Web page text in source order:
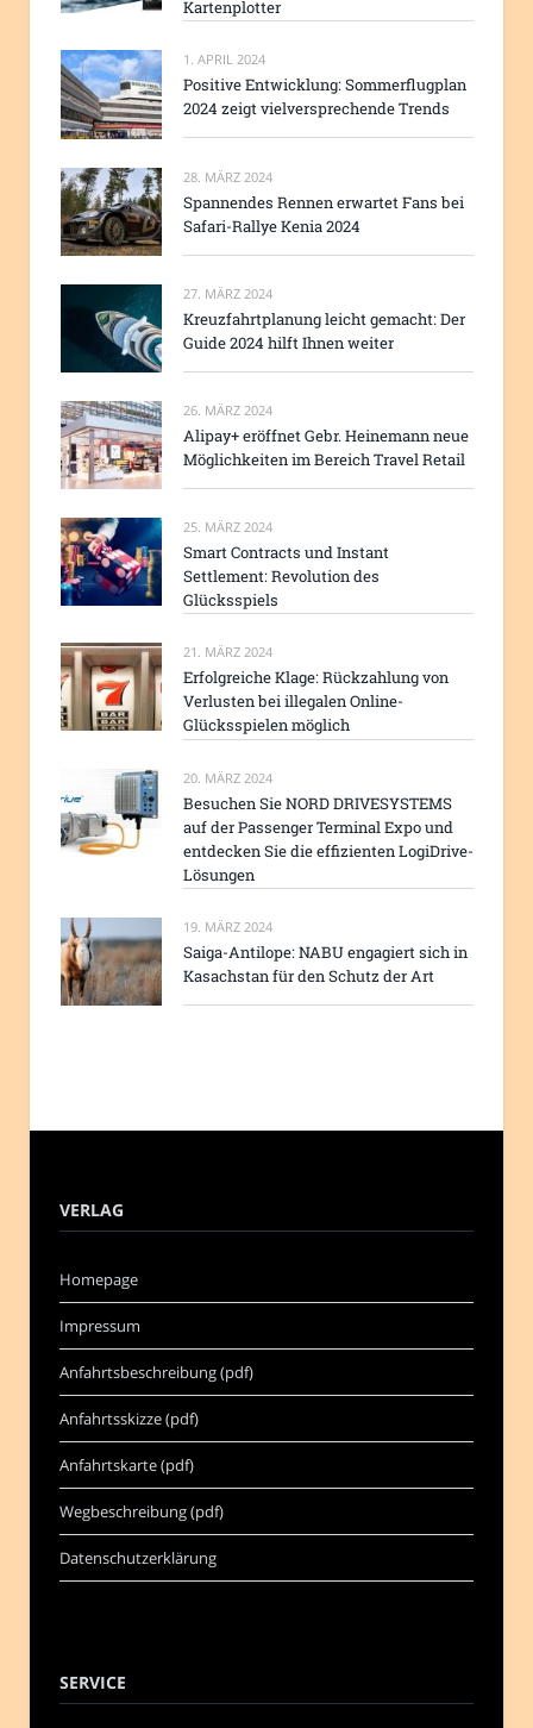
Kartenplotter
1. APRIL 2024
Positive Entwicklung: Sommerflugplan
2024 zeigt vielversprechende Trends
28. MÄRZ 2024
Spannendes Rennen erwartet Fans bei
Safari-Rallye Kenia 2024
27. MÄRZ 2024
Kreuzfahrtplanung leicht gemacht: Der
Guide 2024 hilft Ihnen weiter
26. MÄRZ 2024
Alipay+ eröffnet Gebr. Heinemann neue
Möglichkeiten im Bereich Travel Retail
25. MÄRZ 2024
Smart Contracts und Instant
Settlement: Revolution des
Glücksspiels
21. MÄRZ 2024
Erfolgreiche Klage: Rückzahlung von
Verlusten bei illegalen Online-
Glücksspielen möglich
20. MÄRZ 2024
Besuchen Sie NORD DRIVESYSTEMS
auf der Passenger Terminal Expo und
entdecken Sie die effizienten LogiDrive-
Lösungen
19. MÄRZ 2024
Saiga-Antilope: NABU engagiert sich in
Kasachstan für den Schutz der Art
VERLAG
Homepage
Impressum
Anfahrtsbeschreibung (pdf)
Anfahrtsskizze (pdf)
Anfahrtskarte (pdf)
Wegbeschreibung (pdf)
Datenschutzerklärung
SERVICE